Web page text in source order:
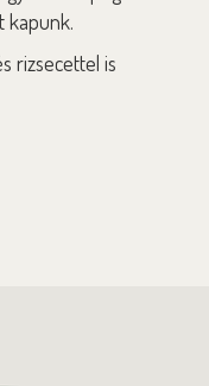
kapunk.
rizsecettel is